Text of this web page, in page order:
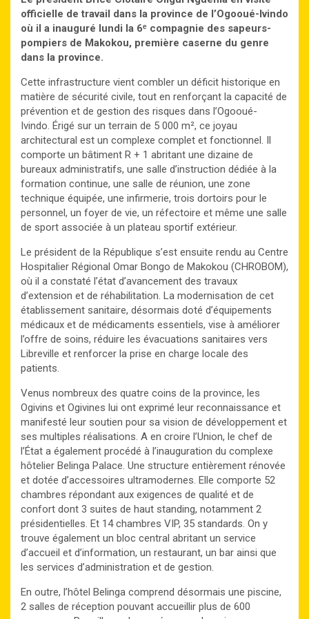
officielle de travail dans la province de l’Ogooué-Ivindo
où il a inauguré lundi la 6ᵉ compagnie des sapeurs-
pompiers de Makokou, première caserne du genre
dans la province.
Cette infrastructure vient combler un déficit historique en
matière de sécurité civile, tout en renforçant la capacité de
prévention et de gestion des risques dans l’Ogooué-
Ivindo. Érigé sur un terrain de 5 000 m², ce joyau
architectural est un complexe complet et fonctionnel. Il
comporte un bâtiment R + 1 abritant une dizaine de
bureaux administratifs, une salle d’instruction dédiée à la
formation continue, une salle de réunion, une zone
technique équipée, une infirmerie, trois dortoirs pour le
personnel, un foyer de vie, un réfectoire et même une salle
de sport associée à un plateau sportif extérieur.
Le président de la République s’est ensuite rendu au Centre
Hospitalier Régional Omar Bongo de Makokou (CHROBOM),
où il a constaté l’état d’avancement des travaux
d’extension et de réhabilitation. La modernisation de cet
établissement sanitaire, désormais doté d’équipements
médicaux et de médicaments essentiels, vise à améliorer
l’offre de soins, réduire les évacuations sanitaires vers
Libreville et renforcer la prise en charge locale des
patients.
Venus nombreux des quatre coins de la province, les
Ogivins et Ogivines lui ont exprimé leur reconnaissance et
manifesté leur soutien pour sa vision de développement et
ses multiples réalisations. A en croire l’Union, le chef de
l’État a également procédé à l’inauguration du complexe
hôtelier Belinga Palace. Une structure entièrement rénovée
et dotée d’accessoires ultramodernes. Elle comporte 52
chambres répondant aux exigences de qualité et de
confort dont 3 suites de haut standing, notamment 2
présidentielles. Et 14 chambres VIP, 35 standards. On y
trouve également un bloc central abritant un service
d’accueil et d’information, un restaurant, un bar ainsi que
les services d’administration et de gestion.
En outre, l’hôtel Belinga comprend désormais une piscine,
2 salles de réception pouvant accueillir plus de 600